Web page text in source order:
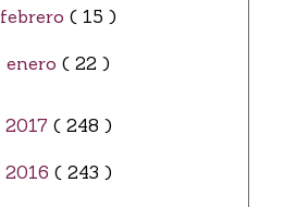
febrero ( 15 )
enero ( 22 )
2017 ( 248 )
2016 ( 243 )